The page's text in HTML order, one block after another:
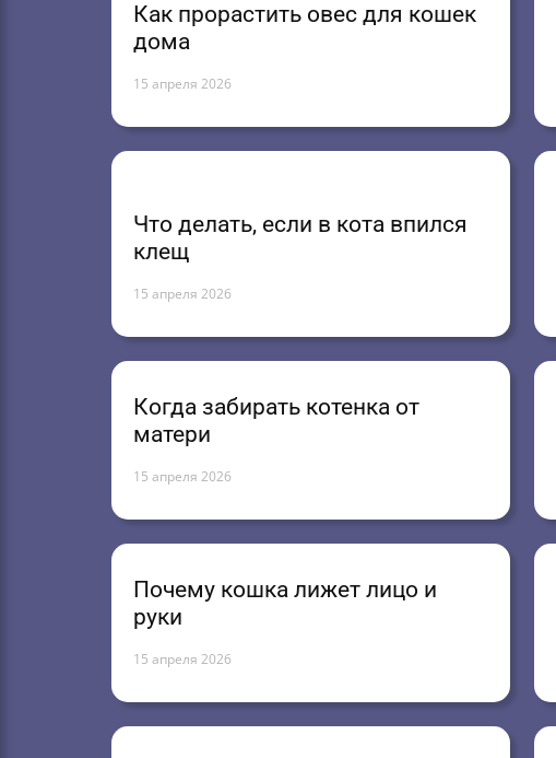
Как прорастить овес для кошек
дома
15 апреля 2026
Что делать, если в кота впился
клещ
15 апреля 2026
Когда забирать котенка от
матери
15 апреля 2026
Почему кошка лижет лицо и
руки
15 апреля 2026